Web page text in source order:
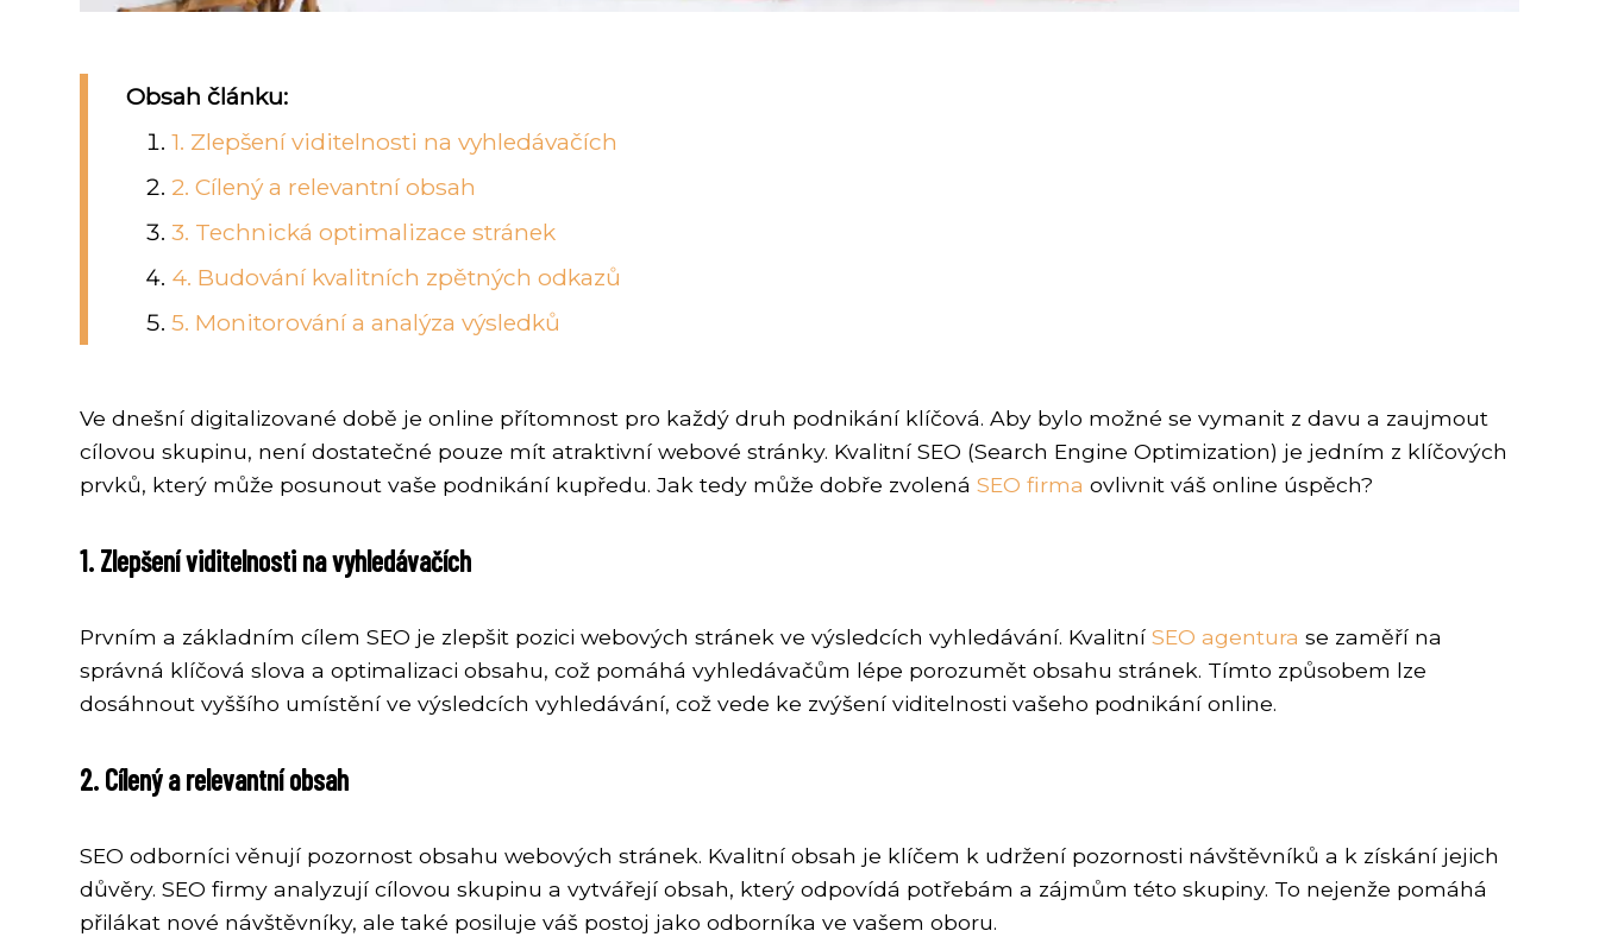
Obsah článku:
1. Zlepšení viditelnosti na vyhledávačích
2. Cílený a relevantní obsah
3. Technická optimalizace stránek
4. Budování kvalitních zpětných odkazů
5. Monitorování a analýza výsledků
Ve dnešní digitalizované době je online přítomnost pro každý druh podnikání klíčová. Aby bylo možné se vymanit z davu a zaujmout
cílovou skupinu, není dostatečné pouze mít atraktivní webové stránky. Kvalitní SEO (Search Engine Optimization) je jedním z klíčových
prvků, který může posunout vaše podnikání kupředu. Jak tedy může dobře zvolená SEO firma ovlivnit váš online úspěch?
1. Zlepšení viditelnosti na vyhledávačích
Prvním a základním cílem SEO je zlepšit pozici webových stránek ve výsledcích vyhledávání. Kvalitní SEO agentura se zaměří na
správná klíčová slova a optimalizaci obsahu, což pomáhá vyhledávačům lépe porozumět obsahu stránek. Tímto způsobem lze
dosáhnout vyššího umístění ve výsledcích vyhledávání, což vede ke zvýšení viditelnosti vašeho podnikání online.
2. Cílený a relevantní obsah
SEO odborníci věnují pozornost obsahu webových stránek. Kvalitní obsah je klíčem k udržení pozornosti návštěvníků a k získání jejich
důvěry. SEO firmy analyzují cílovou skupinu a vytvářejí obsah, který odpovídá potřebám a zájmům této skupiny. To nejenže pomáhá
přilákat nové návštěvníky, ale také posiluje váš postoj jako odborníka ve vašem oboru.